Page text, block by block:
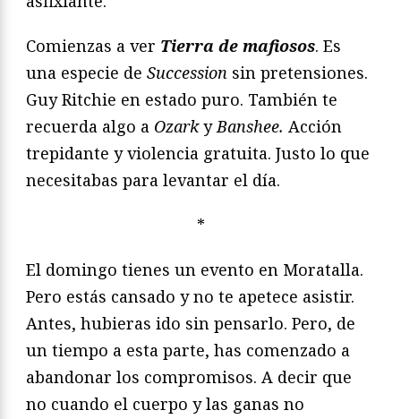
Comienzas a ver Tierra de mafiosos. Es
una especie de Succession sin pretensiones.
Guy Ritchie en estado puro. También te
recuerda algo a OzarkyBanshee. Acción
trepidante y violencia gratuita. Justo lo que
necesitabas para levantar el día.
*
El domingo tienes un evento en Moratalla.
Pero estás cansado y no te apetece asistir.
Antes, hubieras ido sin pensarlo. Pero, de
un tiempo a esta parte, has comenzado a
abandonar los compromisos. A decir que
no cuando el cuerpo y las ganas no